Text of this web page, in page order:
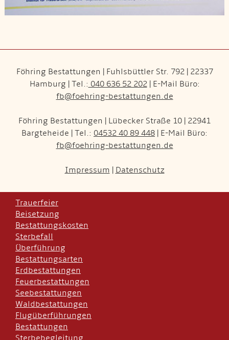
Föhring Bestattungen | Fuhlsbüttler Str. 792 | 22337
Hamburg | Tel.: 040 636 52 202| E-Mail Büro:
fb@foehring-bestattungen.de
Föhring Bestattungen | Lübecker Straße 10 | 22941
Bargteheide | Tel.: 04532 40 89 448 | E-Mail Büro:
fb@foehring-bestattungen.de
Impressum Datenschutz
Trauerfeier
Beisetzung
Bestattungskosten
Sterbefall
Überführung
Bestattungsarten
Erdbestattungen
Feuerbestattungen
Seebestattungen
Waldbestattungen
Flugüberführungen
Bestattungen